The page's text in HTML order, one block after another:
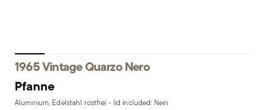
1965 Vintage Quarzo Nero
Pfanne
Aluminium, Edelstahl rostfrei - lid included: Nein